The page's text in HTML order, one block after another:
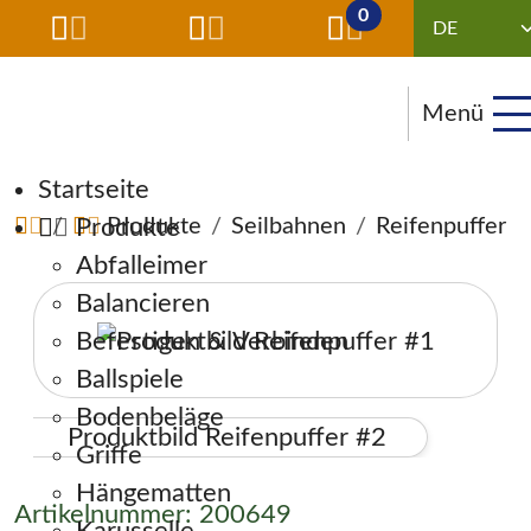
0
Menü
Navigation überspringen
Startseite
Produkte
Abfalleimer
Balancieren
Befestigen & Verbinden
Ballspiele
Bodenbeläge
Griffe
Hängematten
Produkte Seilbahnen Reifenpuffer
Artikelnummer: 200649